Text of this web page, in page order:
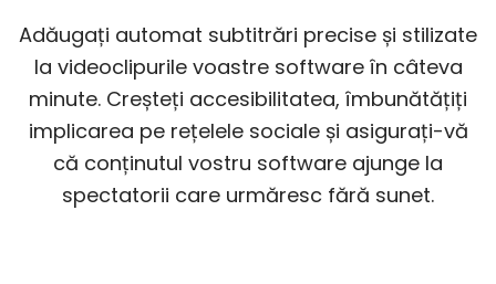
Adăugați automat subtitrări precise și stilizate
la videoclipurile voastre software în câteva
minute. Creșteți accesibilitatea, îmbunătățiți
implicarea pe rețelele sociale și asigurați-vă
că conținutul vostru software ajunge la
spectatorii care urmăresc fără sunet.